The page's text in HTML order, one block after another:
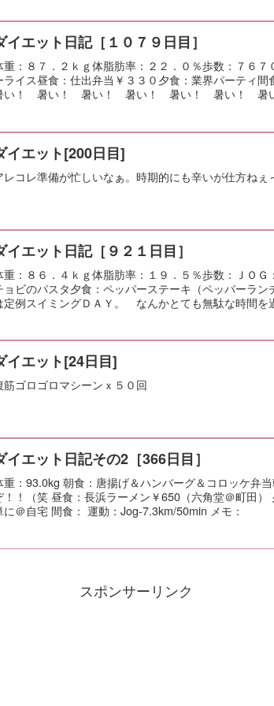
イエット日記［１０７９日目］
重：８７．２ｋｇ体脂肪率：２２．０％歩数：７６
ライス昼食：仕出弁当￥３３０夕食：業界パーティ
い！ 暑い！ 暑い！ 暑い！ 暑い！ 暑い！ 暑
イエット[200日目]
レコレ準備が忙しいなぁ。時期的にも辛いが仕方ねぇ
イエット日記［９２１日目］
重：８６．４ｋｇ体脂肪率：１９．５％歩数：ＪＯ
ョビのパスタ夕食：ペッパーステーキ（ペッパーラ
定例スイミングＤＡＹ。 なんかとても無駄な時間を
イエット[24日目]
筋ゴロゴロマシーンｘ５０回
イエット日記その2［366日目］
重：93.0kg 朝食：唐揚げ＆ハンバーグ＆コロッケ弁
！！（笑 昼食：長浜ラーメン￥650（六角堂＠町田）
に＠自宅 間食： 運動：Jog-7.3km/50min メモ：
スポンサーリンク